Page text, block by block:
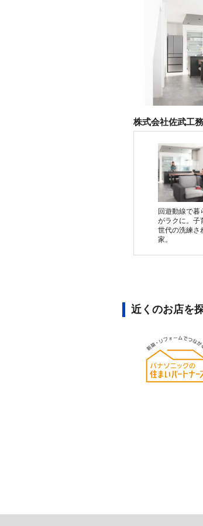
株式会社佐武工
回遊動線で暮
がラクに。子
世代の洗練さ
家。
近くのお店を